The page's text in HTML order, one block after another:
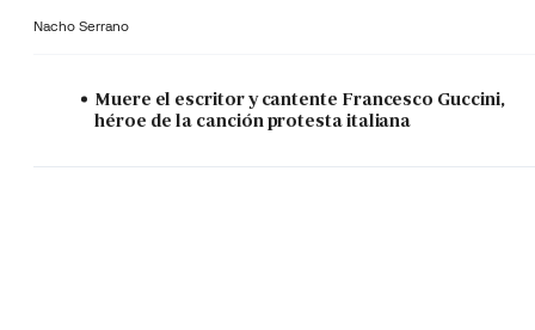
Nacho Serrano
Muere el escritor y cantente Francesco Guccini,
héroe de la canción protesta italiana